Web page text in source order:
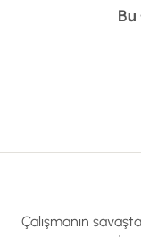
Bu
Çalışmanın